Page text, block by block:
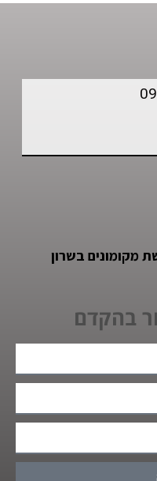
מקומונים בשרון
בהקדם